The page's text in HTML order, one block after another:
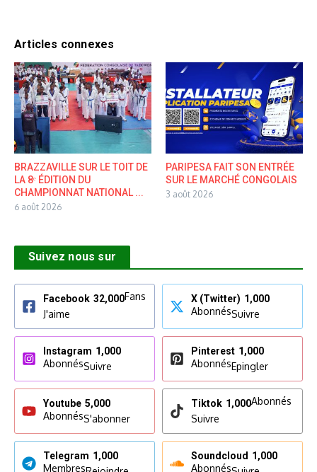
Articles connexes
BRAZZAVILLE SUR LE TOIT DE
LA 8ᵉ ÉDITION DU
CHAMPIONNAT NATIONAL ...
6 août 2026
PARIPESA FAIT SON ENTRÉE
SUR LE MARCHÉ CONGOLAIS
3 août 2026
Suivez nous sur
Facebook 32,000Fans
J'aime
X (Twitter) 1,000
AbonnésSuivre
Instagram 1,000
AbonnésSuivre
Pinterest 1,000
AbonnésEpingler
Youtube 5,000
AbonnésS'abonner
Tiktok 1,000Abonnés
Suivre
Telegram 1,000
Membres
Soundcloud 1,000
Abonnés